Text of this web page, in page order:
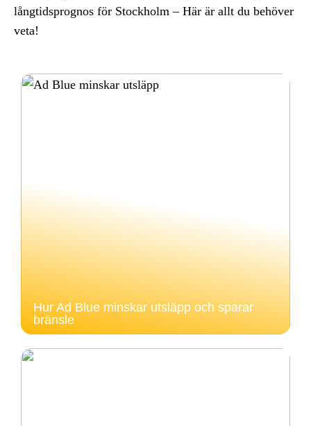
långtidsprognos för Stockholm – Här är allt du behöver
veta!
Hur Ad Blue minskar utsläpp och sparar
bränsle